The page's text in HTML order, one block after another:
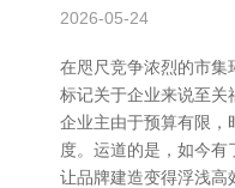
2026-05-24
在咫尺竞争浓烈的市集
标记关于企业来说至关
企业主由于预算有限，
度。运道的是，如今有
让品牌建造变得浮浅高